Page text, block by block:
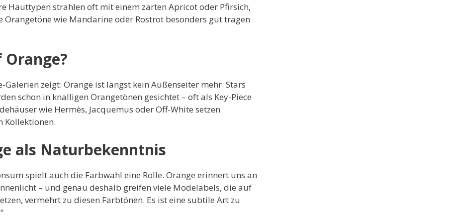
Hauttypen strahlen oft mit einem zarten Apricot oder Pfirsich,
wie Mandarine oder Rostrot besonders gut tragen
zeigt: Orange ist längst kein Außenseiter mehr. Stars
schon in knalligen Orangetönen gesichtet – oft als Key-Piece
wie Hermès, Jacquemus oder Off-White setzen
Kollektionen.
als Naturbekenntnis
spielt auch die Farbwahl eine Rolle. Orange erinnert uns an
– und genau deshalb greifen viele Modelabels, die auf
vermehrt zu diesen Farbtönen. Es ist eine subtile Art zu